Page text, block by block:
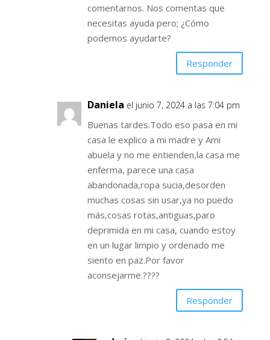
comentarnos. Nos comentas que
necesitas ayuda pero; ¿Cómo
podemos ayudarte?
Responder
Daniela el junio 7, 2024 a las 7:04 pm
Buenas tardes.Todo eso pasa en mi
casa le explico a mi madre y Ami
abuela y no me entienden,la casa me
enferma, parece una casa
abandonada,ropa sucia,desorden
muchas cosas sin usar,ya no puedo
más,cosas rotas,antiguas,paro
deprimida en mi casa, cuando estoy
en un lugar limpio y ordenado me
siento en paz.Por favor
aconsejarme.????
Responder